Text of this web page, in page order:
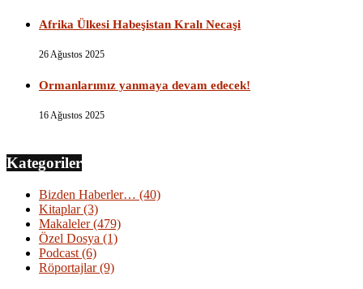
Afrika Ülkesi Habeşistan Kralı Necaşi
26 Ağustos 2025
Ormanlarımız yanmaya devam edecek!
16 Ağustos 2025
Kategoriler
Bizden Haberler… (40)
Kitaplar(3)
Makaleler(479)
Özel Dosya (1)
Podcast (6)
Röportajlar(9)